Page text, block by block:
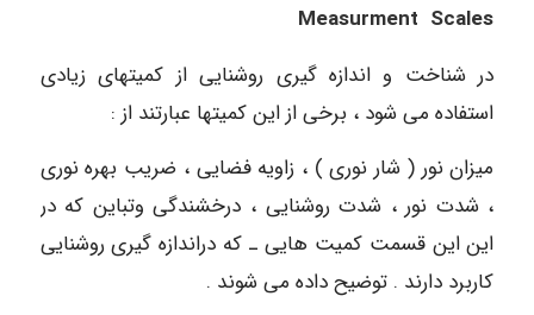
Measurment Scales
در شناخت و اندازه گیری روشنایی از کمیتهای زیادی
استفاده می شود ، برخی از این کمیتها عبارتند از :
میزان نور ( شار نوری ) ، زاویه فضایی ، ضریب بهره نوری
، شدت نور ، شدت روشنایی ، درخشندگی وتباین که در
این این قسمت کمیت هایی ـ که دراندازه گیری روشنایی
کاربرد دارند . توضیح داده می شوند .